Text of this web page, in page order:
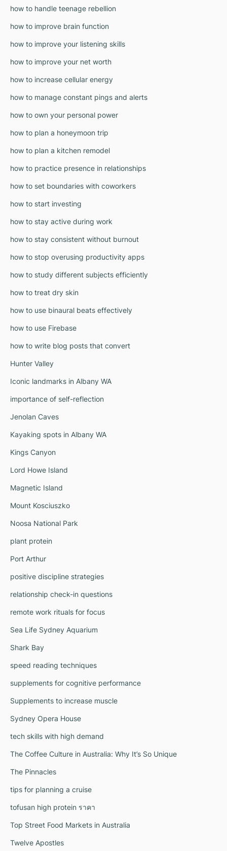
how to handle teenage rebellion
how to improve brain function
how to improve your listening skills
how to improve your net worth
how to increase cellular energy
how to manage constant pings and alerts
how to own your personal power
how to plan a honeymoon trip
how to plan a kitchen remodel
how to practice presence in relationships
how to set boundaries with coworkers
how to start investing
how to stay active during work
how to stay consistent without burnout
how to stop overusing productivity apps
how to study different subjects efficiently
how to treat dry skin
how to use binaural beats effectively
how to use Firebase
how to write blog posts that convert
Hunter Valley
Iconic landmarks in Albany WA
importance of self-reflection
Jenolan Caves
Kayaking spots in Albany WA
Kings Canyon
Lord Howe Island
Magnetic Island
Mount Kosciuszko
Noosa National Park
plant protein
Port Arthur
positive discipline strategies
relationship check-in questions
remote work rituals for focus
Sea Life Sydney Aquarium
Shark Bay
speed reading techniques
supplements for cognitive performance
Supplements to increase muscle
Sydney Opera House
tech skills with high demand
The Coffee Culture in Australia: Why It’s So Unique
The Pinnacles
tips for planning a cruise
tofusan high protein ราคา
Top Street Food Markets in Australia
Twelve Apostles